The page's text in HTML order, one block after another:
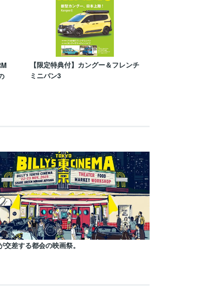
【限定特典付】カングー＆フレンチ
ミニバン3
交差する都会の映画祭。